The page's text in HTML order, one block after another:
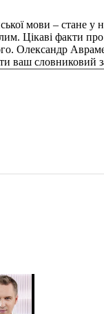
мови – стане у
Цікаві факти про
Олександр
ваш словниковий